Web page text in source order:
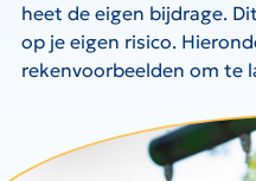
heet de eigen bijdrage.
op je eigen risico.
rekenvoorbeelden om te